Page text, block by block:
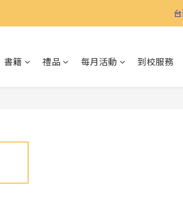
書籍 禮品 每月活動 到校服務